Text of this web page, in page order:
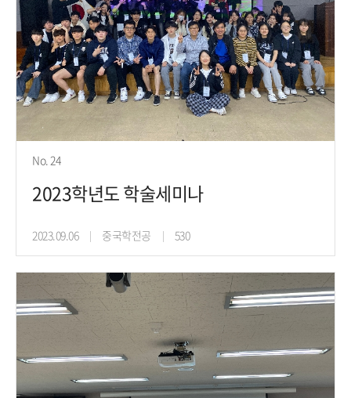
No. 24
2023학년도 학술세미나
2023.09.06 중국학전공 530